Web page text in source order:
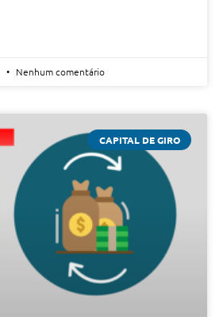
Nenhum comentário
CAPITAL DE GIRO